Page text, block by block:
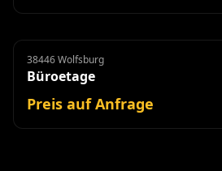
Büroetage Miete
38446 Wolfsburg
Büroetage
Preis auf Anfrage